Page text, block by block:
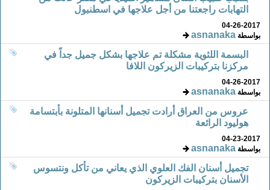
التهابات راجعتنا من أجل علاجها في اسطنبول
04-26-2017
بواسطةasnanaka
البسمة اللثوية مشكلة تم علاجها بشكل جميل جداً في
مركزنا بتركيبات الزيركون اللافا
04-26-2017
بواسطةasnanaka
عروس من العراق أرادت تجميل أسنانها المتلونة بأبتسامة
هوليود الرائعة
04-23-2017
بواسطةasnanaka
تجميل أسنان الفك العلوي الذي يعاني من تأكل ونتسوس
الأسنان بتركيبات الزيركون